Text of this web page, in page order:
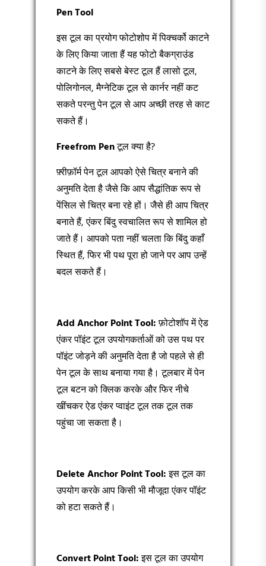
Pen Tool
इस टूल का प्रयोग फोटोशोप में पिक्चर्को काटने
के लिए किया जाता हैं यह फोटो बैकग्राउंड
काटने के लिए सबसे बेस्ट टूल हैं लासो टूल,
पोलिगोनल, मैग्नेटिक टूल से कार्नर नहीं कट
सकते परन्तु पेन टूल से आप अच्छी तरह से काट
सकते हैं।
Freefrom Penटूल क्या है?
फ़्रीफ़ॉर्म पेन टूल आपको ऐसे चित्र बनाने की
अनुमति देता है जैसे कि आप सैद्धांतिक रूप से
पेंसिल से चित्र बना रहे हों। जैसे ही आप चित्र
बनाते हैं, एंकर बिंदु स्वचालित रूप से शामिल हो
जाते हैं। आपको पता नहीं चलता कि बिंदु कहाँ
स्थित हैं, फिर भी पथ पूरा हो जाने पर आप उन्हें
बदल सकते हैं।
Add Anchor Point Tool:फ़ोटोशॉप में ऐड
एंकर पॉइंट टूल उपयोगकर्ताओं को उस पथ पर
पॉइंट जोड़ने की अनुमति देता है जो पहले से ही
पेन टूल के साथ बनाया गया है। टूलबार में पेन
टूल बटन को क्लिक करके और फिर नीचे
खींचकर ऐड एंकर प्वाइंट टूल तक टूल तक
पहुंचा जा सकता है।
Delete Anchor Point Tool:इस टूल का
उपयोग करके आप किसी भी मौजूदा एंकर पॉइंट
को हटा सकते हैं।
Convert Point Tool:इस टूल का उपयोग